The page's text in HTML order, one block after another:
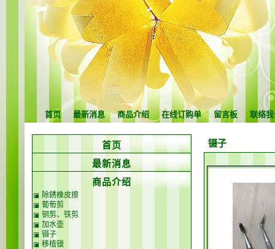
首页 最新消息 商品介绍 在线订购单 留言板 联络
镊子
首页
最新消息
商品介绍
除銹橡皮擦
葡萄剪
钢剪、铁剪
加水壶
镊子
移植镘